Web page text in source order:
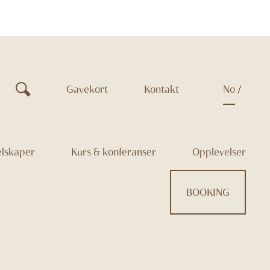
Gavekort Kontakt no
Kurs & konferanser Opplevelser
BOOKING